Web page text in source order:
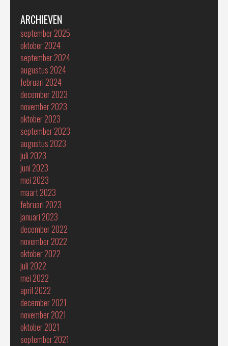
ARCHIEVEN
september 2025
oktober 2024
september 2024
augustus 2024
februari 2024
december 2023
november 2023
oktober 2023
september 2023
augustus 2023
juli 2023
juni 2023
mei 2023
maart 2023
februari 2023
januari 2023
december 2022
november 2022
oktober 2022
juli 2022
mei 2022
april 2022
december 2021
november 2021
oktober 2021
september 2021